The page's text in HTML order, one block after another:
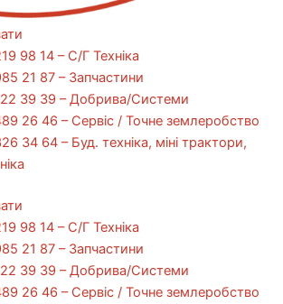
98 14 – С/Г Техніка
21 87 – Запчастини
39 39 – Добрива/Cистеми
26 46 – Сервіс / Точне землеробство
34 64 – Буд. техніка, міні трактори,
98 14 – С/Г Техніка
21 87 – Запчастини
39 39 – Добрива/Cистеми
26 46 – Сервіс / Точне землеробство